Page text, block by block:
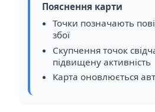
Пояснення карти
Точки позначають
збої
Скупчення точок
підвищену активність
Карта оновлюється